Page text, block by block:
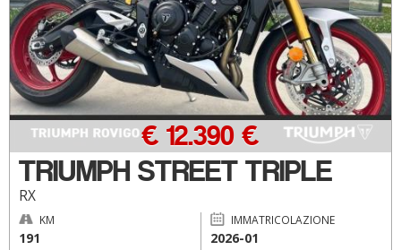
TRIUMPH STREET TRIPLE
RX
€ 12.390 €
KM
191
IMMATRICOLAZIONE
2026-01